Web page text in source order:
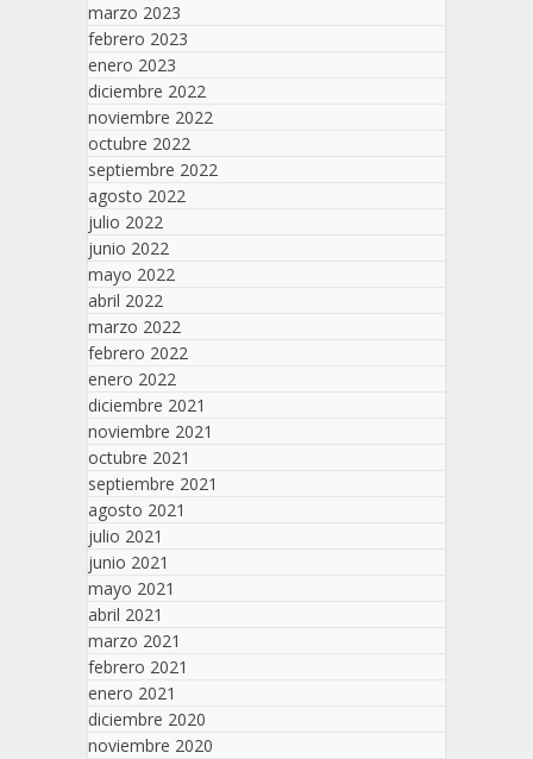
marzo 2023
febrero 2023
enero 2023
diciembre 2022
noviembre 2022
octubre 2022
septiembre 2022
agosto 2022
julio 2022
junio 2022
mayo 2022
abril 2022
marzo 2022
febrero 2022
enero 2022
diciembre 2021
noviembre 2021
octubre 2021
septiembre 2021
agosto 2021
julio 2021
junio 2021
mayo 2021
abril 2021
marzo 2021
febrero 2021
enero 2021
diciembre 2020
noviembre 2020